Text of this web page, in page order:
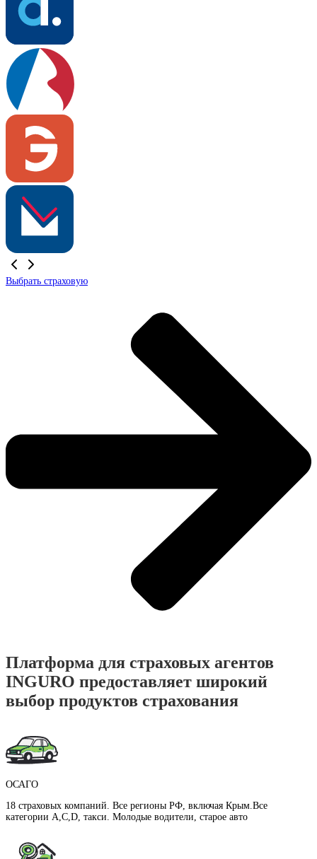
Выбрать страховую
Платформа для страховых агентов
INGURO предоставляет широкий
выбор продуктов страхования
ОСАГО
18 страховых компаний. Все регионы РФ, включая Крым.Все
категории А,C,D, такси. Молодые водители, старое авто